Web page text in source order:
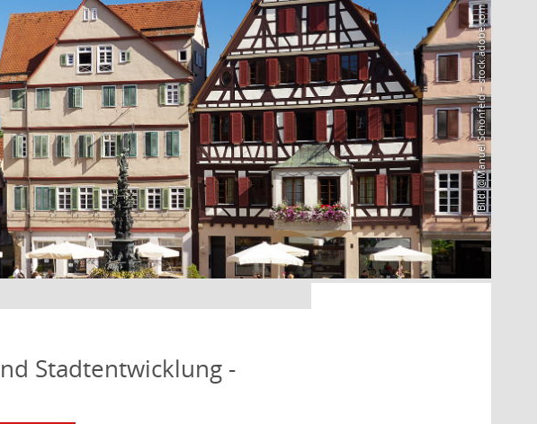
Bild: @Manuel Schönfeld – stock.adobe.com
Stadtentwicklung -